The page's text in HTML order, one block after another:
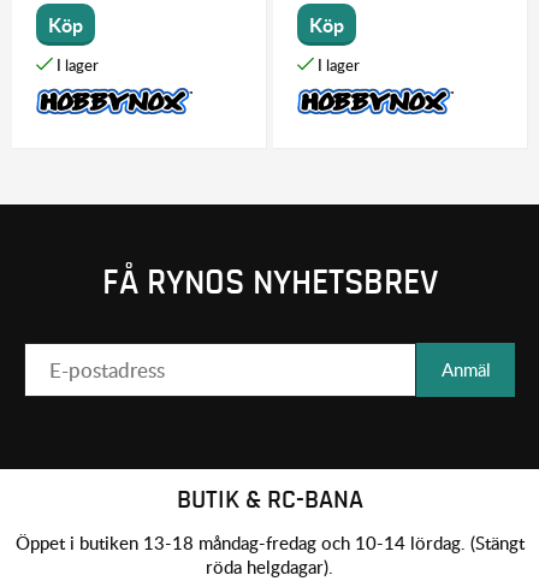
Köp Köp
FÅ RYNOS NYHETSBREV
Anmäl
BUTIK & RC-BANA
Öppet i butiken 13-18 måndag-fredag och 10-14 lördag. (Stängt
röda helgdagar).